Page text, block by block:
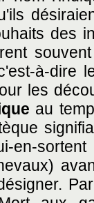
des
à-dire
les
au
en-